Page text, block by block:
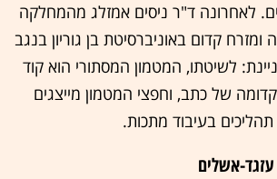
לאחרונה ד"ר ניסים אמזלג מהמחלקה
ומזרח קדום באוניברסיטת בן גוריון בנגב
לשיטתו, המטמון המסתורי הוא קוד
קדומה של כתב, וחפצי המטמון מייצגים
בעיבוד מתכות.
אשלים